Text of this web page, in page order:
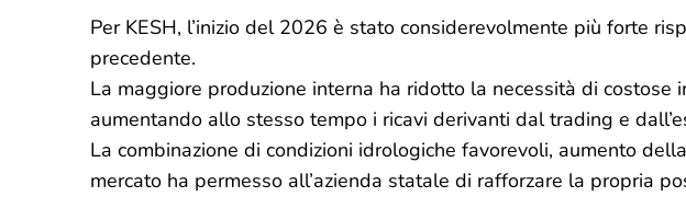
Per KESH, l’inizio del 2026 è stato considerevolmente più forte
precedente.
La maggiore produzione interna ha ridotto la necessità di costose
aumentando allo stesso tempo i ricavi derivanti dal trading e
La combinazione di condizioni idrologiche favorevoli, aumento
mercato ha permesso all’azienda statale di rafforzare la propria